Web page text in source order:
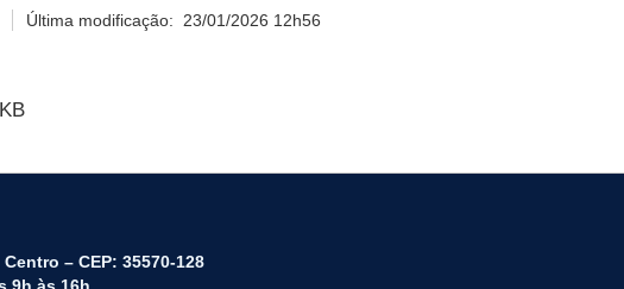
Última modificação: 23/01/2026 12h56
– CEP: 35570-128